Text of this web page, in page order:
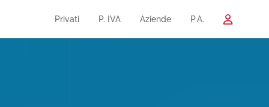
Privati P. IVA Aziende P.A.